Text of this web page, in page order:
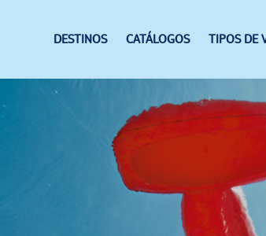
DESTINOS CATÁLOGOS TIPOS DE